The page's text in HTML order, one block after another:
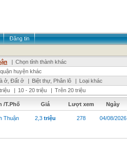
Đăng tin
| Chọn tỉnh thành khác
huyện khác
ở, Đất ở | Biệt thự, Phân lô | Loại khác
| 10 - 20 triệu | Trên 20 triệu
/T.Phố Giá Lượt xem Ngày
Thuận 2,3 triệu 278 04/08/2026